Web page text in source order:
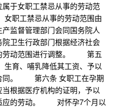
于女职工禁忌从事的劳动范
职工禁忌从事的劳动范围由
监督管理部门会同国务院人
卫生行政部门根据经济社会
劳动范围进行调整。 第五
育、哺乳降低其工资、予以
同。 第六条 女职工在孕期
根据医疗机构的证明，予以
应的劳动。 对怀孕7个月以